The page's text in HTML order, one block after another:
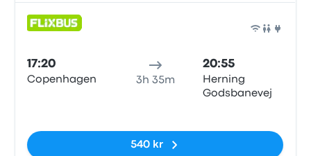
17:20
Copenhagen 3h 35m
20:55
Herning
Godsbanevej
540 kr